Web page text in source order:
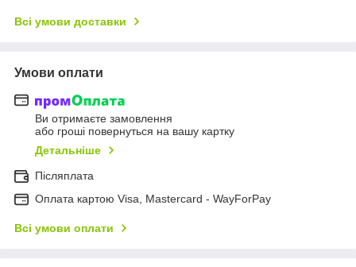
Всі умови доставки
Умови оплати
Ви отримаєте замовлення
або гроші повернуться на вашу картку
Детальніше
Післяплата
Оплата картою Visa, Mastercard - WayForPay
Всі умови оплати